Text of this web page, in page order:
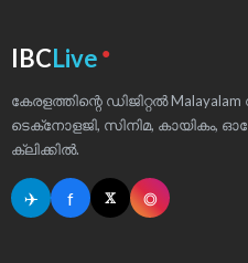
IBCLive ●
കേരളത്തിന്റെ ഡിജിറ്റൽ
ടെക്‌നോളജി, സിനിമ, കായികം,
ക്ലിക്കിൽ.
✈ f 𝕏 ◎